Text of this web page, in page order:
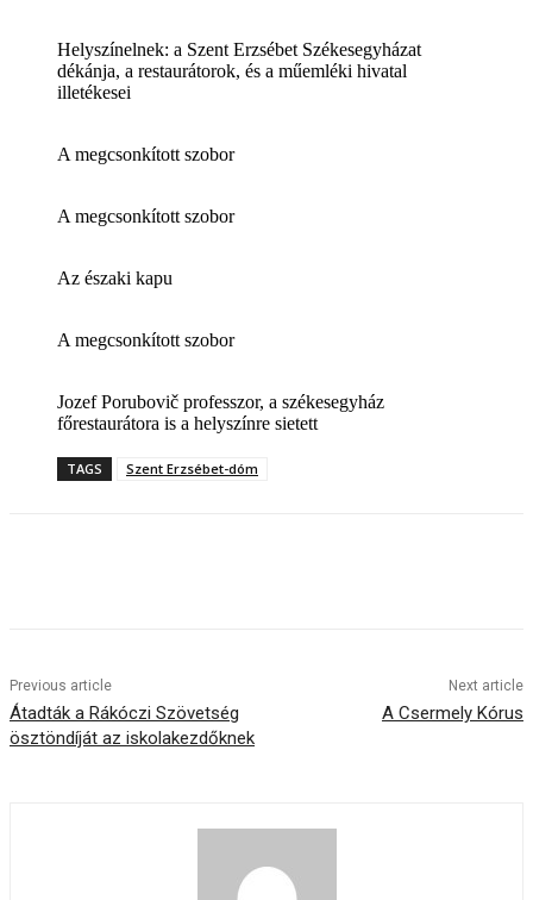
Helyszínelnek: a Szent Erzsébet Székesegyházat
dékánja, a restaurátorok, és a műemléki hivatal
illetékesei
A megcsonkított szobor
A megcsonkított szobor
Az északi kapu
A megcsonkított szobor
Jozef Porubovič professzor, a székesegyház
főrestaurátora is a helyszínre sietett
TAGS Szent Erzsébet-dóm
Previous article
Átadták a Rákóczi Szövetség
ösztöndíját az iskolakezdőknek
Next article
A Csermely Kórus